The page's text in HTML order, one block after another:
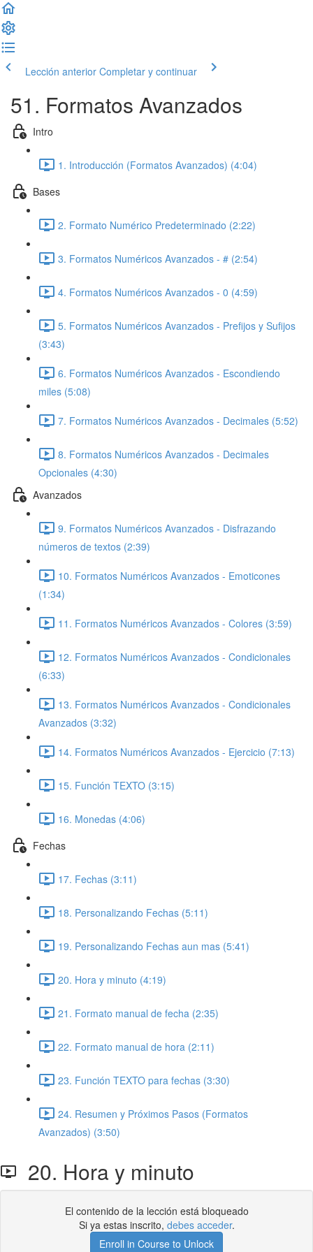
Lección anterior Completar y continuar
51. Formatos Avanzados
Intro
1. Introducción (Formatos Avanzados) (4:04)
Bases
2. Formato Numérico Predeterminado (2:22)
3. Formatos Numéricos Avanzados - # (2:54)
4. Formatos Numéricos Avanzados - 0 (4:59)
5. Formatos Numéricos Avanzados - Prefijos y Sufijos
(3:43)
6. Formatos Numéricos Avanzados - Escondiendo
miles (5:08)
7. Formatos Numéricos Avanzados - Decimales (5:52)
8. Formatos Numéricos Avanzados - Decimales
Opcionales (4:30)
Avanzados
9. Formatos Numéricos Avanzados - Disfrazando
números de textos (2:39)
10. Formatos Numéricos Avanzados - Emoticones
(1:34)
11. Formatos Numéricos Avanzados - Colores (3:59)
12. Formatos Numéricos Avanzados - Condicionales
(6:33)
13. Formatos Numéricos Avanzados - Condicionales
Avanzados (3:32)
14. Formatos Numéricos Avanzados - Ejercicio (7:13)
15. Función TEXTO (3:15)
16. Monedas (4:06)
Fechas
17. Fechas (3:11)
18. Personalizando Fechas (5:11)
19. Personalizando Fechas aun mas (5:41)
20. Hora y minuto (4:19)
21. Formato manual de fecha (2:35)
22. Formato manual de hora (2:11)
23. Función TEXTO para fechas (3:30)
24. Resumen y Próximos Pasos (Formatos
Avanzados) (3:50)
20. Hora y minuto
El contenido de la lección está bloqueado
Si ya estas inscrito, debes acceder.
Enroll in Course to Unlock